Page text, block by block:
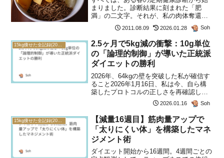
まりました。診断結果に刻まれた「肥
満」の二文字。それが、私の肉体奪還作
戦の号砲となったのです。宣戦布告：な
ぜ今、ダイエットなのか医師から提示さ
れたのは、あまりにも明快な論理式でし
た。標準体重(kg)=身長...
2011.08.09 2026.01.28 Soh
15kg痩せた全記録(2011年)
2.5ヶ月で5kg減の衝撃：10g単位
の「論理的制御」が導いた正統派
ダイエットの勝利
2026年、64kgの壁を突破した私が確信す
ること2026年1月16日、私は今、自ら構
築したプロトコルの正しさを再確認して
います。今朝の測定値は 63.9kg。目標と
する「聖域（61.0kg）」 への道筋におい
て、私が最も大切にしているのは...
2026.01.16 Soh
【減量16週目】筋肉量アップで
「太りにくい体」を構築したマネ
ジメント術
ダイエット開始から16週間。4週間ごとの